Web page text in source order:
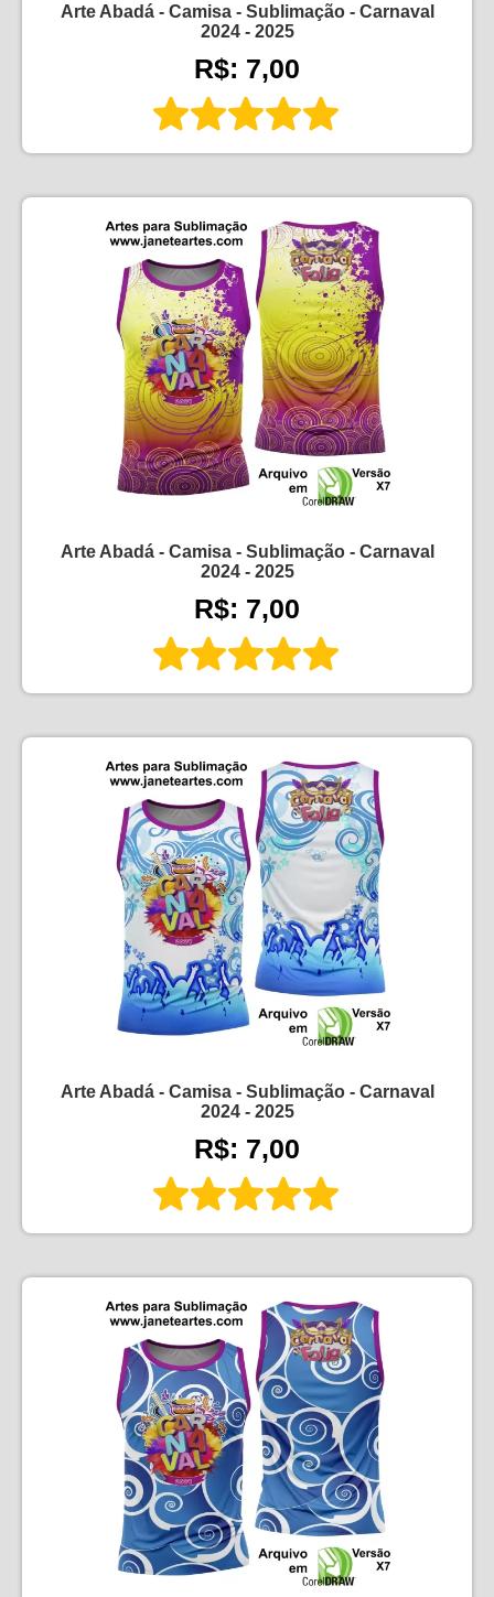
Arte Abadá - Camisa - Sublimação - Carnaval
2024 - 2025
R$: 7,00
Arte Abadá - Camisa - Sublimação - Carnaval
2024 - 2025
R$: 7,00
Arte Abadá - Camisa - Sublimação - Carnaval
2024 - 2025
R$: 7,00